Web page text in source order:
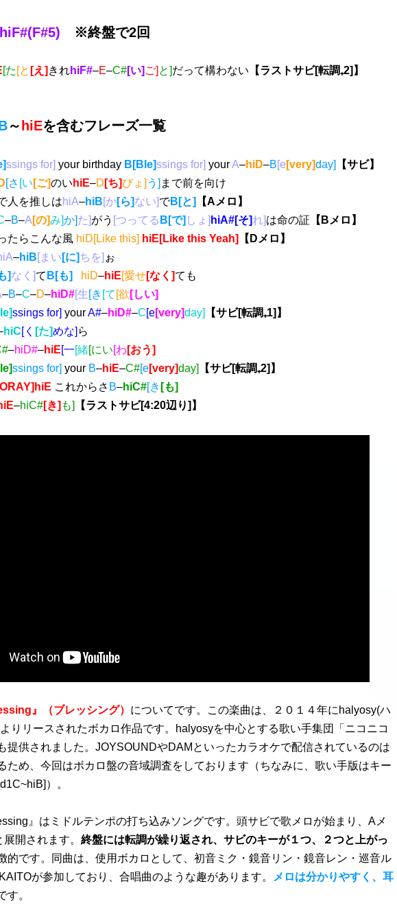
hiF#(F#5) ※終盤で2回
[た [と [え] きれhiF#–E–C#[い] ご] と]だって構わない 【ラストサビ[転調₊2]】
～ hiEを含むフレーズ一覧
ssings for] your birthday B[Ble]ssings for] yourA–hiD–B[e [very]day]
【サビ】
[さ [い [ご]のい hiE–D [ち]びょ] う] まで前を向け
人を推しはhiA–hiB[か[ら]ない]でB[と]
【Aメロ】
–B–A [の]み]か]た]がう [つってる B[で] しょ] hiA#[そ]れ]は命の証 【Bメロ】
たらこんな風 hiD[Like this] hiE[Like this Yeah]
【Dメロ】
–hiB[まい [に]ちを] ぉ
]なく]て B[も] hiD–hiE[愛せ[なく]ても
–B–C–D–hiD#[生 [き [て [欲 [しい]
ssings for] yourA#–hiD#–C[e[very]day]
【サビ[転調₊1]】
hiC[く [た]めな] ら
–hiD#–hiE[一[緒[にい[わ [おう]
ssings for] your B–hiE–C#[e[very]day]
【サビ[転調₊2]】
これからさ B–hiC#[き [も]
–hiC#[き] も] 【ラストサビ[4:20辺り]】
』（ブレッシング） についてです。この楽曲は、２０１４年にhalyosy(ハ
りリースされたボカロ作品です。halyosyを中心とする歌い手集団「ニコニコ
提供されました。JOYSOUNDやDAMといったカラオケで配信されているのは
ため、今回はボカロ盤の音域調査をしております（ちなみに、歌い手版はキー
）。
』はミドルテンポの打ち込みソングです。頭サビで歌メロが始まり、Aメ
開されます。 終盤には転調が繰り返され、サビのキーが１つ、２つと上がっ
的です。同曲は、使用ボカロとして、初音ミク・鏡音リン・鏡音レン・巡音ル
が参加しており、合唱曲のような趣があります。
メロは分かりやすく、耳
す。